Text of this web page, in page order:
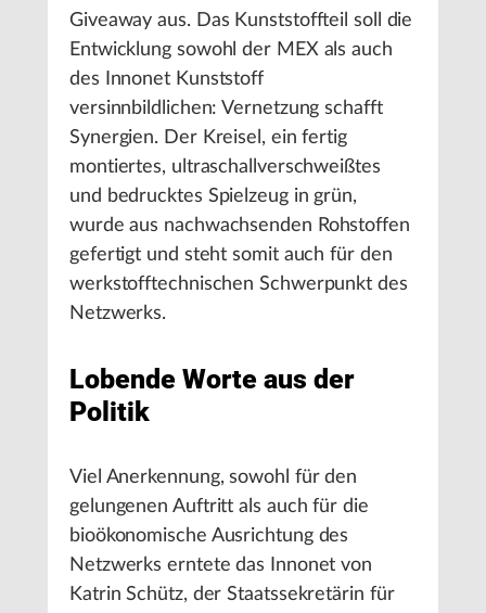
Giveaway aus. Das Kunststoffteil soll die
Entwicklung sowohl der MEX als auch
des Innonet Kunststoff
versinnbildlichen: Vernetzung schafft
Synergien. Der Kreisel, ein fertig
montiertes, ultraschallverschweißtes
und bedrucktes Spielzeug in grün,
wurde aus nachwachsenden Rohstoffen
gefertigt und steht somit auch für den
werkstofftechnischen Schwerpunkt des
Netzwerks.
Lobende Worte aus der
Politik
Viel Anerkennung, sowohl für den
gelungenen Auftritt als auch für die
bioökonomische Ausrichtung des
Netzwerks erntete das Innonet von
Katrin Schütz, der Staatssekretärin für